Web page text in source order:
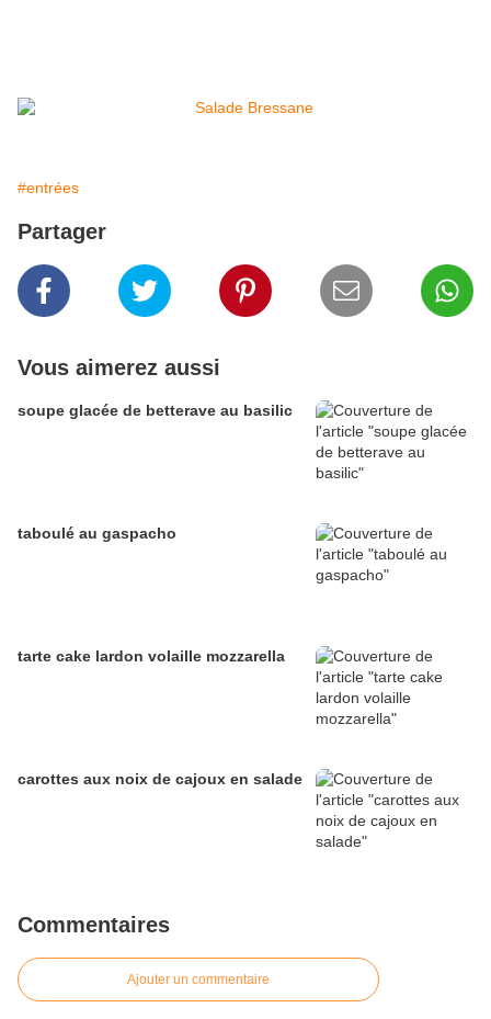
#entrées
Partager
Vous aimerez aussi
soupe glacée de betterave au basilic
taboulé au gaspacho
tarte cake lardon volaille mozzarella
carottes aux noix de cajoux en salade
Commentaires
Ajouter un commentaire